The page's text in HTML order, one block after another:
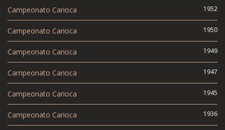
Campeonato Carioca 1952
Campeonato Carioca 1950
Campeonato Carioca 1949
Campeonato Carioca 1947
Campeonato Carioca 1945
Campeonato Carioca 1936